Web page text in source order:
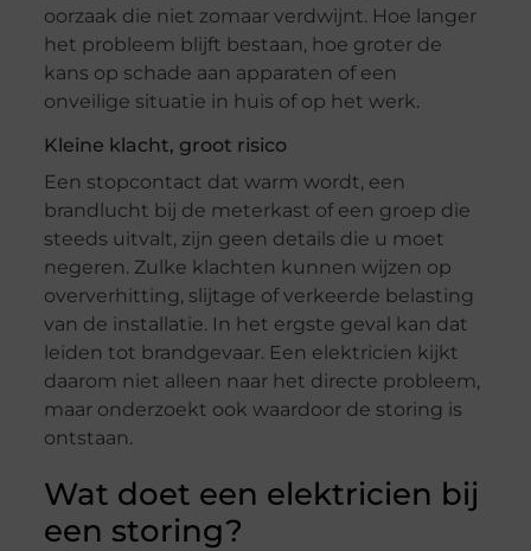
oorzaak die niet zomaar verdwijnt. Hoe langer
het probleem blijft bestaan, hoe groter de
kans op schade aan apparaten of een
onveilige situatie in huis of op het werk.
Kleine klacht, groot risico
Een stopcontact dat warm wordt, een
brandlucht bij de meterkast of een groep die
steeds uitvalt, zijn geen details die u moet
negeren. Zulke klachten kunnen wijzen op
oververhitting, slijtage of verkeerde belasting
van de installatie. In het ergste geval kan dat
leiden tot brandgevaar. Een elektricien kijkt
daarom niet alleen naar het directe probleem,
maar onderzoekt ook waardoor de storing is
ontstaan.
Wat doet een elektricien bij
een storing?